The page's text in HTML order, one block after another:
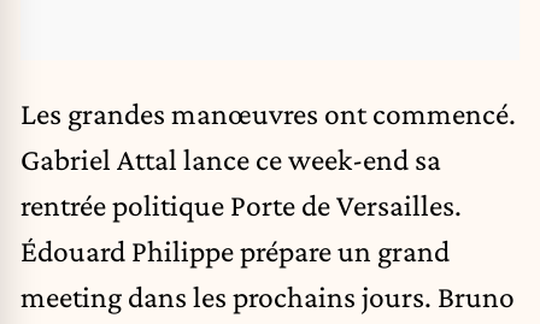
Les grandes manœuvres ont commencé.
Gabriel Attal lance ce week-end sa
rentrée politique Porte de Versailles.
Édouard Philippeprépare un grand
meeting dans les prochains jours. Bruno